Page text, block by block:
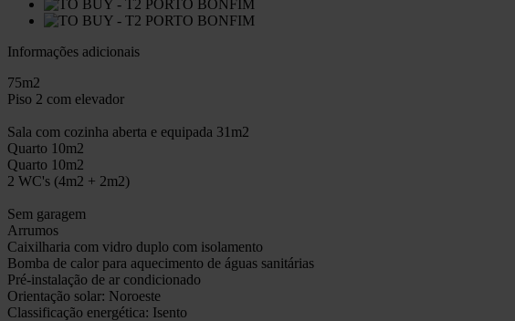
Informações adicionais
75m2
Piso 2 com elevador
Sala com cozinha aberta e equipada 31m2
Quarto 10m2
Quarto 10m2
2 WC's (4m2 + 2m2)
Sem garagem
Arrumos
Caixilharia com vidro duplo com isolamento
Bomba de calor para aquecimento de águas sanitárias
Pré-instalação de ar condicionado
Orientação solar: Noroeste
Classificação energética: Isento